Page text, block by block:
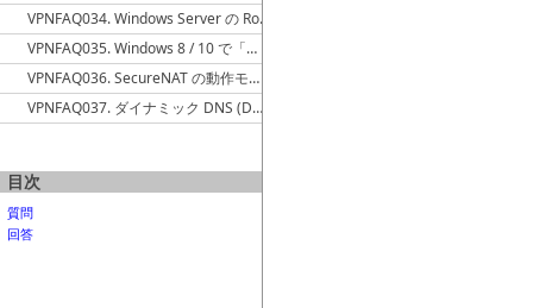
VPNFAQ034. Windows Server の Routing and Remote Access と VPN Server を同時に使用すると Windows が不安定になる
VPNFAQ035. Windows 8 / 10 で「インターネットへの同時接続の数の最小化する」グループポリシー設定が未定義の場合、VPN Client をインストールすると WiFi アダプタと有線 Ethernet インターフェイスが同時に使用できるようになるという問題が発生する
VPNFAQ036. SecureNAT の動作モードにはどのような違いがありますか。
VPNFAQ037. ダイナミック DNS (DDNS) の使用(名前解決)を止めたい
目次
質問
回答